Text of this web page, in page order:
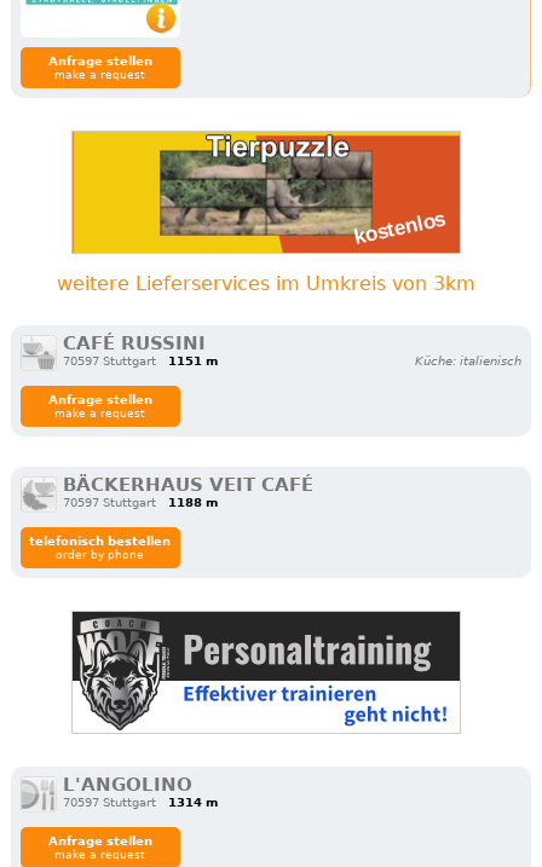
Anfrage stellen
make a request
weitere Lieferservices im Umkreis von 3km
CAFÉ RUSSINI
70597 Stuttgart 1151 m Küche: italienisch
Anfrage stellen
make a request
BÄCKERHAUS VEIT CAFÉ
70597 Stuttgart 1188 m
telefonisch bestellen
order by phone
L'ANGOLINO
70597 Stuttgart 1314 m
Anfrage stellen
make a request